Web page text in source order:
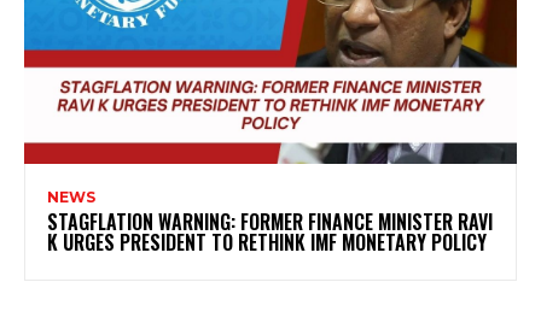
NEWS
STAGFLATION WARNING: FORMER FINANCE MINISTER RAVI
K URGES PRESIDENT TO RETHINK IMF MONETARY POLICY